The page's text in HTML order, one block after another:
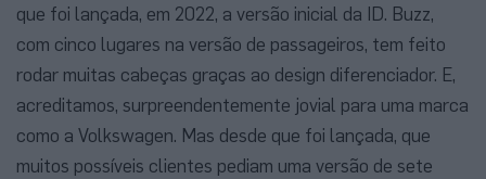
que foi lançada, em 2022, a versão inicial da ID. Buzz,
com cinco lugares na versão de passageiros, tem feito
rodar muitas cabeças graças ao design diferenciador. E,
acreditamos, surpreendentemente jovial para uma marca
como a Volkswagen. Mas desde que foi lançada, que
muitos possíveis clientes pediam uma versão de sete